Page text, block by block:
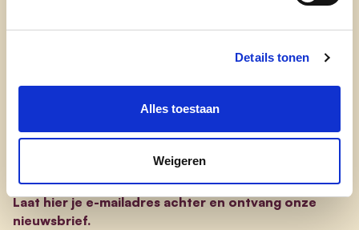
Details tonen
Alles toestaan
Weigeren
evp-basisprogramma
Blijf op de hoogte
Laat hier je e-mailadres achter en ontvang onze
nieuwsbrief.